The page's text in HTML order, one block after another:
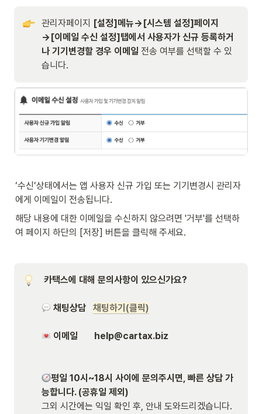
관리자페이지 [설정]메뉴→[시스템 설정]페이지
→[이메일 수신 설정]탭에서 사용자가 신규 등록하거
나 기기변경할 경우 이메일 전송 여부를 선택할 수 있
습니다.
‘수신’상태에서는 앱 사용자 신규 가입 또는 기기변경시 관리자
에게 이메일이 전송됩니다.
해당 내용에 대한 이메일을 수신하지 않으려면 '거부'를 선택하
여 페이지 하단의 [저장] 버튼을 클릭해 주세요.
카택스에 대해 문의사항이 있으신가요?
채팅상담 채팅하기(클릭)
이메일       help@cartax.biz
평일 10시~18시 사이에 문의주시면, 빠른 상담 가
능합니다. (공휴일 제외)
그외 시간에는 익일 확인 후, 안내 도와드리겠습니다.